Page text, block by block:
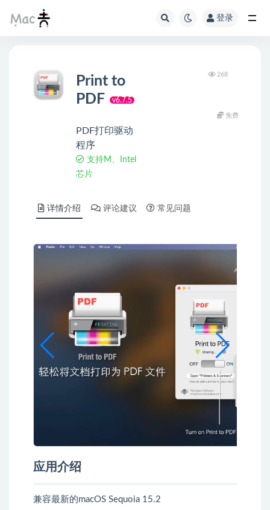
登录
Print to
PDF
v6.7.5
PDF打印驱动
程序
支持M、Intel
芯片
268
免费
详情介绍 评论建议 常见问题
应用介绍
兼容最新的macOS Sequoia 15.2